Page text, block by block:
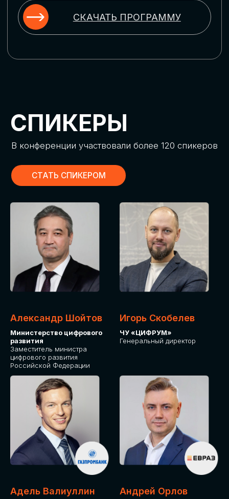
Александр Шойтов
Министерство цифрового
развития
Заместитель министра
цифрового развития
Российской Федерации
Игорь Скобелев
ЧУ «ЦИФРУМ»
Генеральный директор
Адель Валиуллин Андрей Орлов